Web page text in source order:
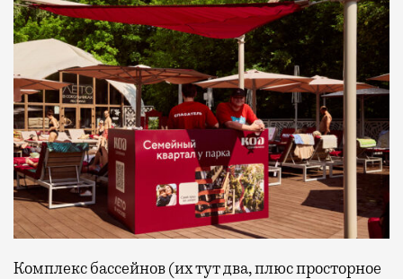
Комплекс бассейнов (их тут два, плюс просторное